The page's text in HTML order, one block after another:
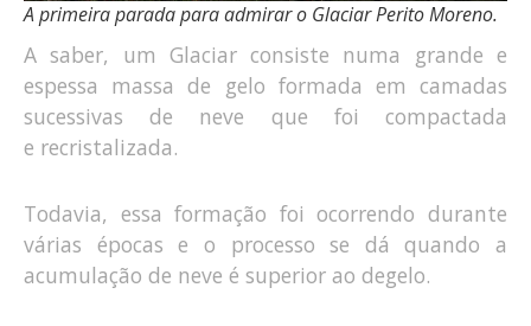
A primeira parada para admirar o Glaciar Perito Moreno.
A saber, um Glaciar consiste numa grande e
espessa massa de gelo formada em camadas
sucessivas de neve que foi compactada
e recristalizada.
Todavia, essa formação foi ocorrendo durante
várias épocas e o processo se dá quando a
acumulação de neve é superior ao degelo.